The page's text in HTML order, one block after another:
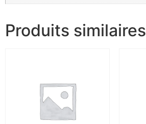
Produits similaires